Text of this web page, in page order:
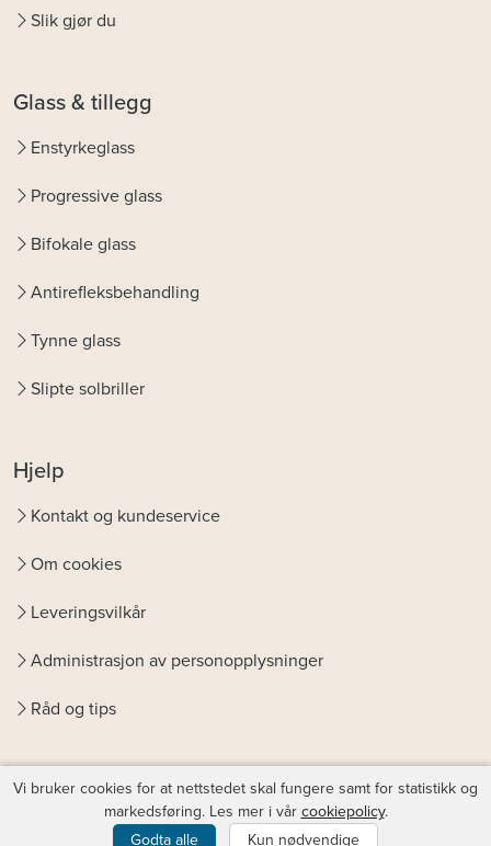
Slik gjør du
Glass & tillegg
Enstyrkeglass
Progressive glass
Bifokale glass
Antirefleksbehandling
Tynne glass
Slipte solbriller
Hjelp
Kontakt og kundeservice
Om cookies
Leveringsvilkår
Administrasjon av personopplysninger
Råd og tips
© CopyrightFavoptic. support@favoptic.no
Vi bruker cookies for at nettstedet skal fungere samt for statistikk og
markedsføring. Les mer i vårcookiepolicy.
Godta alle
Kun nødvendige